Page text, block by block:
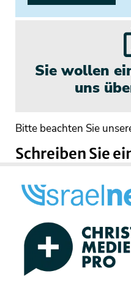
Sie wollen
uns
Bitte beachten Sie
Schreiben Sie